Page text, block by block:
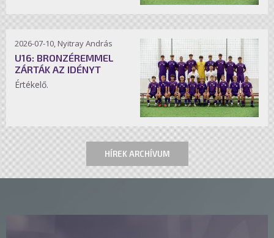
2026-07-10, Nyitray András
U16: BRONZÉREMMEL
ZÁRTÁK AZ IDÉNYT
Értékelő.
HÍREK ARCHÍVUM